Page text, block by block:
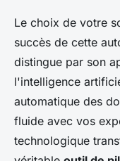
Le choix de votre
succès de cette
distingue par son
l'intelligence
automatique des
fluide avec vos
technologique